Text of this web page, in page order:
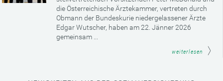
die Österreichische Ärztekammer, vertreten durch
Obmann der Bundeskurie niedergelassener Ärzte
Edgar Wutscher, haben am 22. Jänner 2026
gemeinsam ...
weiterlesen